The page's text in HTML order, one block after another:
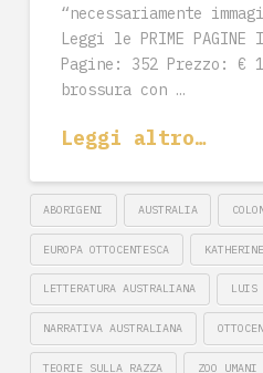
“necessariamente
Leggi le PRIME PAGINE
Pagine: 352 Prezzo: €
brossura con …
Leggi altro…
ABORIGENI AUSTRALIA
EUROPA OTTOCENTESCA
LETTERATURA AUSTRALIANA LUIS
NARRATIVA AUSTRALIANA
TEORIE SULLA RAZZA ZOO UMANI